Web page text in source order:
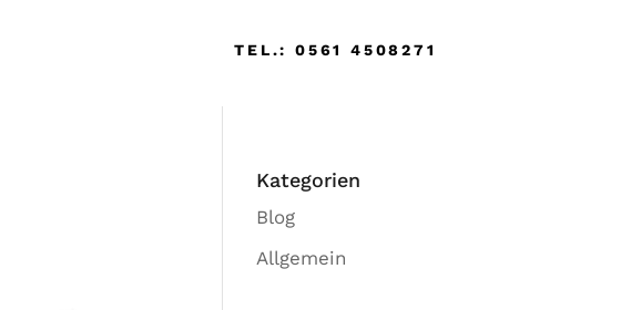
TEL.: 0561 4508271
Kategorien
Blog
Allgemein